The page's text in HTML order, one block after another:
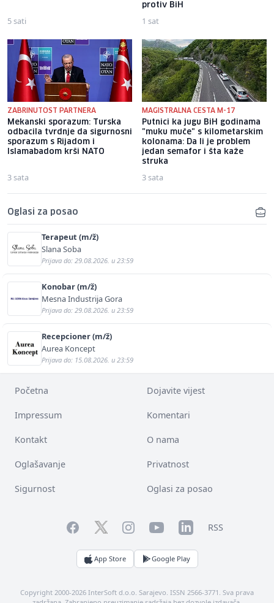
5 sati
protiv BiH
1 sat
ZABRINUTOST PARTNERA
Mekanski sporazum: Turska
odbacila tvrdnje da sigurnosni
sporazum s Rijadom i
Islamabadom krši NATO
3 sata
MAGISTRALNA CESTA M-17
Putnici ka jugu BiH godinama
"muku muče" s kilometarskim
kolonama: Da li je problem
jedan semafor i šta kaže
struka
3 sata
Oglasi za posao
Terapeut (m/ž)
Slana Soba
Prijava do: 29.08.2026. u 23:59
Konobar (m/ž)
Mesna Industrija Gora
Prijava do: 29.08.2026. u 23:59
Recepcioner (m/ž)
Aurea Koncept
Prijava do: 15.08.2026. u 23:59
Početna Dojavite vijest
Impressum Komentari
Kontakt O nama
Oglašavanje Privatnost
Sigurnost Oglasi za posao
FacebookTwitterInstagramYouTubeLinkedInRSS
App Store Google Play
Copyright 2000-2026 InterSoft d.o.o. Sarajevo. ISSN 2566-3771. Sva prava